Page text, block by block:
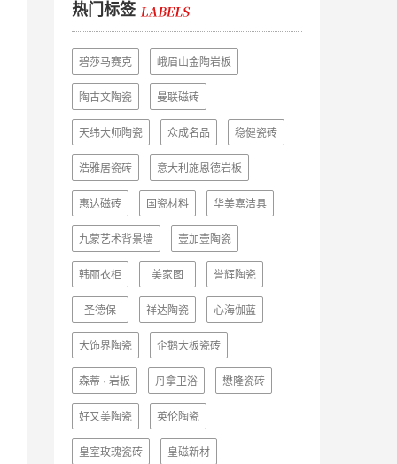
热门标签
碧莎马赛克 峨眉山金陶岩板
陶古文陶瓷 曼联磁砖
天纬大师陶瓷 众成名品 稳健瓷砖
浩雅居瓷砖 意大利施恩德岩板
惠达磁砖 国瓷材料 华美嘉洁具
九蒙艺术背景墙 壹加壹陶瓷
韩丽衣柜 美家图 誉辉陶瓷
圣德保 祥达陶瓷 心海伽蓝
大饰界陶瓷 企鹅大板瓷砖
森蒂 · 岩板 丹拿卫浴 懋隆瓷砖
好又美陶瓷 英伦陶瓷
皇室玫瑰瓷砖 皇磁新材